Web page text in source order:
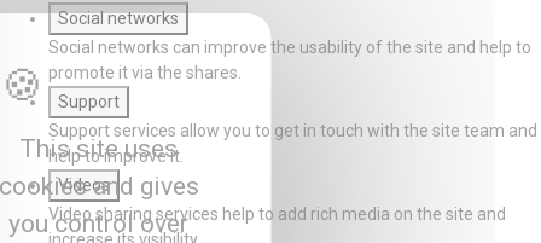
Social networks
Social networks can improve the usability of the site and help to
promote it via the shares.
Support
Support services allow you to get in touch with the site team and
help to improve it.
Videos
Video sharing services help to add rich media on the site and
This site uses
and gives
you control over